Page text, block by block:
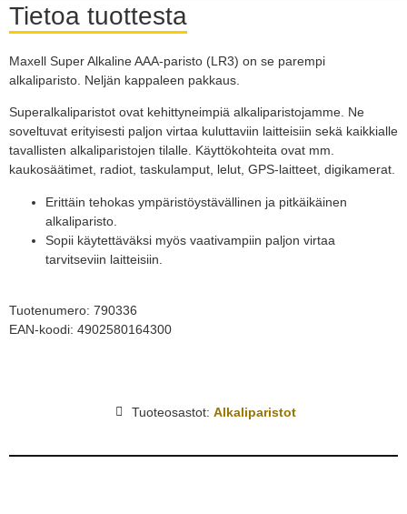
Tietoa tuottesta
Maxell Super Alkaline AAA-paristo (LR3) on se parempi
alkaliparisto. Neljän kappaleen pakkaus.
Superalkaliparistot ovat kehittyneimpiä alkaliparistojamme. Ne
soveltuvat erityisesti paljon virtaa kuluttaviin laitteisiin sekä kaikkialle
tavallisten alkaliparistojen tilalle. Käyttökohteita ovat mm.
kaukosäätimet, radiot, taskulamput, lelut, GPS-laitteet, digikamerat.
Erittäin tehokas ympäristöystävällinen ja pitkäikäinen
alkaliparisto.
Sopii käytettäväksi myös vaativampiin paljon virtaa
tarvitseviin laitteisiin.
Tuotenumero: 790336
EAN-koodi: 4902580164300
Tuoteosastot: Alkaliparistot